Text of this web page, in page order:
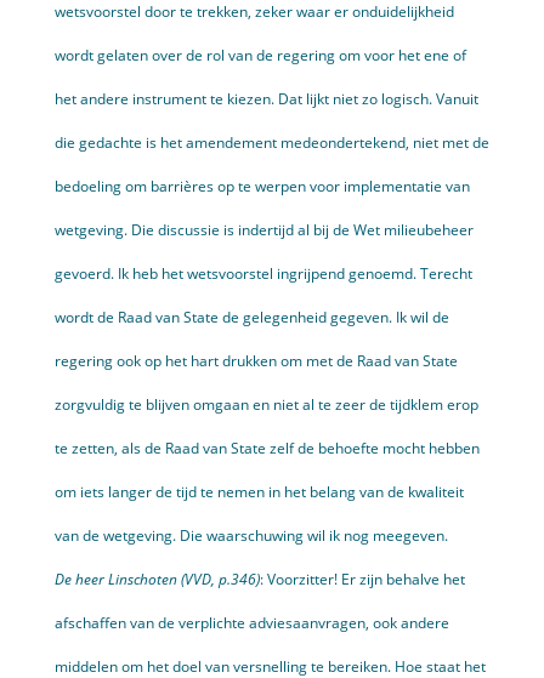
wetsvoorstel door te trekken, zeker waar er onduidelijkheid
wordt gelaten over de rol van de regering om voor het ene of
het andere instrument te kiezen. Dat lijkt niet zo logisch. Vanuit
die gedachte is het amendement medeondertekend, niet met de
bedoeling om barrières op te werpen voor implementatie van
wetgeving. Die discussie is indertijd al bij de Wet milieubeheer
gevoerd. Ik heb het wetsvoorstel ingrijpend genoemd. Terecht
wordt de Raad van State de gelegenheid gegeven. Ik wil de
regering ook op het hart drukken om met de Raad van State
zorgvuldig te blijven omgaan en niet al te zeer de tijdklem erop
te zetten, als de Raad van State zelf de behoefte mocht hebben
om iets langer de tijd te nemen in het belang van de kwaliteit
van de wetgeving. Die waarschuwing wil ik nog meegeven.
De heer Linschoten (VVD, p.346): Voorzitter! Er zijn behalve het
afschaffen van de verplichte advies­aanvragen, ook andere
middelen om het doel van versnelling te bereiken. Hoe staat het